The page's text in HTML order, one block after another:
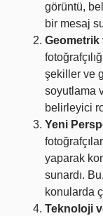
görüntü,
bir mesaj
şekiller ve
soyutlama
belirleyici
Yeni
yaparak
sunardı.
konularda
Teknoloji